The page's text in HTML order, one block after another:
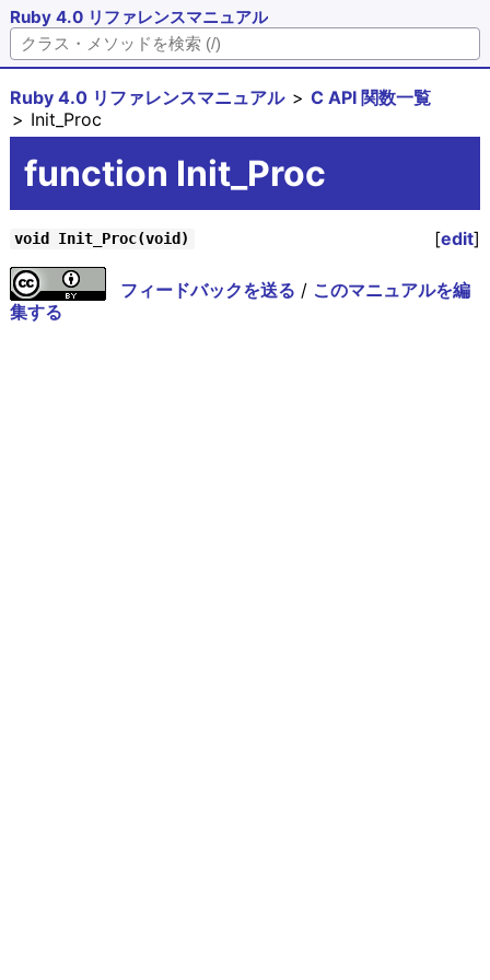
Ruby 4.0 リファレンスマニュアル
Ruby 4.0 リファレンスマニュアル
C API 関数一覧
Init_Proc
function Init_Proc
[edit]
void Init_Proc(void)
フィードバックを送る / このマニュアルを編
集する